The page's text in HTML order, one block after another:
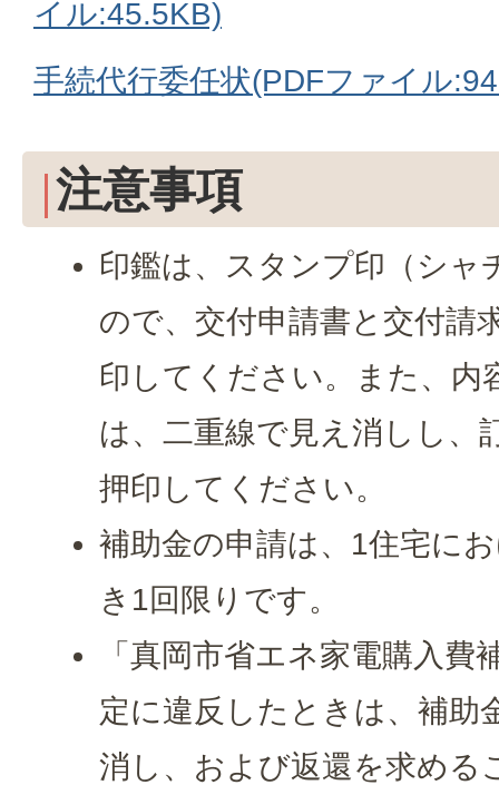
イル:45.5KB)
手続代行委任状(PDFファイル
注意事項
印鑑は、スタンプ印（シャ
ので、交付申請書と交付請
印してください。また、内
は、二重線で見え消しし、
押印してください。
補助金の申請は、1住宅に
き1回限りです。
「真岡市省エネ家電購入費
定に違反したときは、補助
消し、および返還を求める